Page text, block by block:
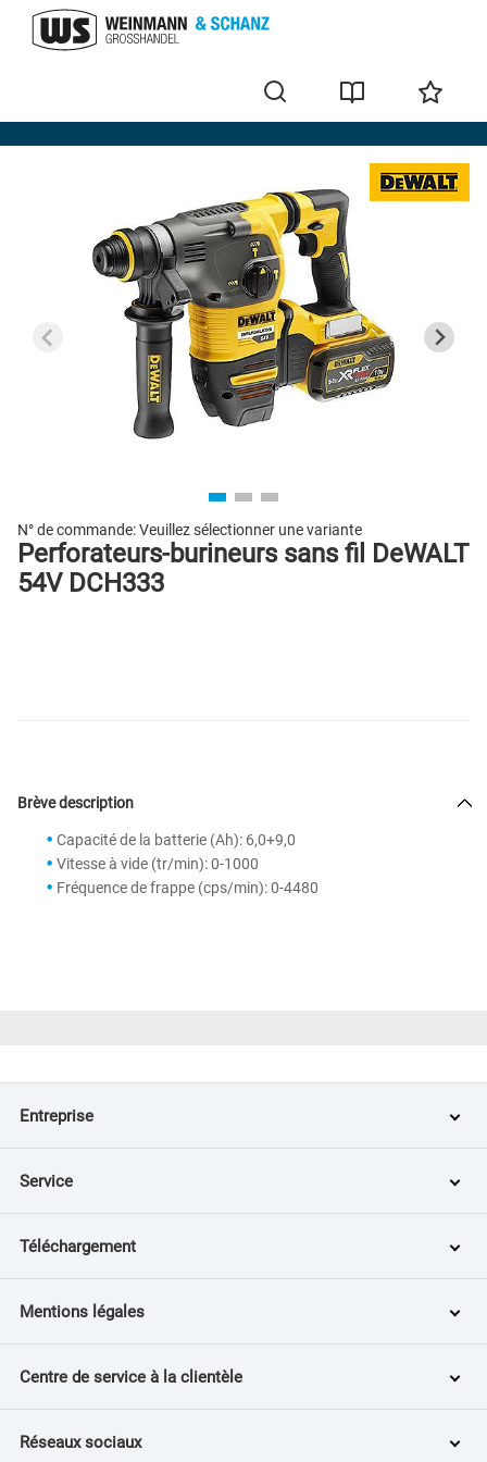
Perforateurs-burineurs sans fil
N° de commande:Veuillez sélectionner une variante
Perforateurs-burineurs sans fil DeWALT
54V DCH333
Brève description
Capacité de la batterie (Ah): 6,0+9,0
Vitesse à vide (tr/min): 0-1000
Fréquence de frappe (cps/min): 0-4480
Entreprise
Service
Téléchargement
Mentions légales
Centre de service à la clientèle
Réseaux sociaux